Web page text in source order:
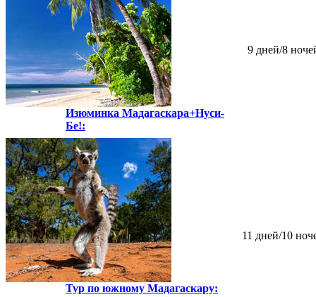
Изюминка Мадагаскара+Нуси-
Бе!:
9 дней/8
Тур по южному Мадагаскару:
11 дней/10